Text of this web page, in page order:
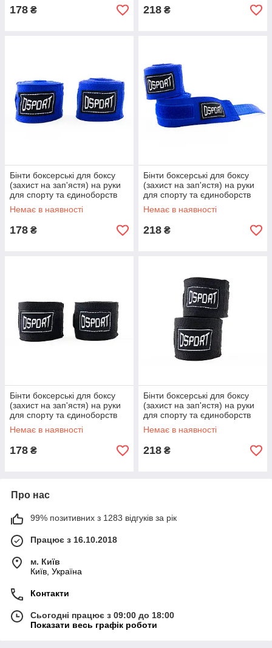
178 ₴ 218 ₴
Бінти боксерські для боксу
(захист на зап'ястя) на руки
для спорту та єдиноборств
2шт 3м OSPORT (bx-0087)
Синій
Немає в наявності
178 ₴
Бінти боксерські для боксу
(захист на зап'ястя) на руки
для спорту та єдиноборств
2шт 4м OSPORT (bx-0088)
Синій
Немає в наявності
218 ₴
Бінти боксерські для боксу
(захист на зап'ястя) на руки
для спорту та єдиноборств
2шт 3м OSPORT (bx-0087)
Чорний
Немає в наявності
178 ₴
Бінти боксерські для боксу
(захист на зап'ястя) на руки
для спорту та єдиноборств
2шт 4м OSPORT (bx-0088)
Чорний
Немає в наявності
218 ₴
Про нас
99% позитивних з 1283 відгуків за рік
Працює з 16.10.2018
м. Київ
Київ, Україна
Контакти
Сьогодні працює з 09:00 до 18:00
Показати весь графік роботи